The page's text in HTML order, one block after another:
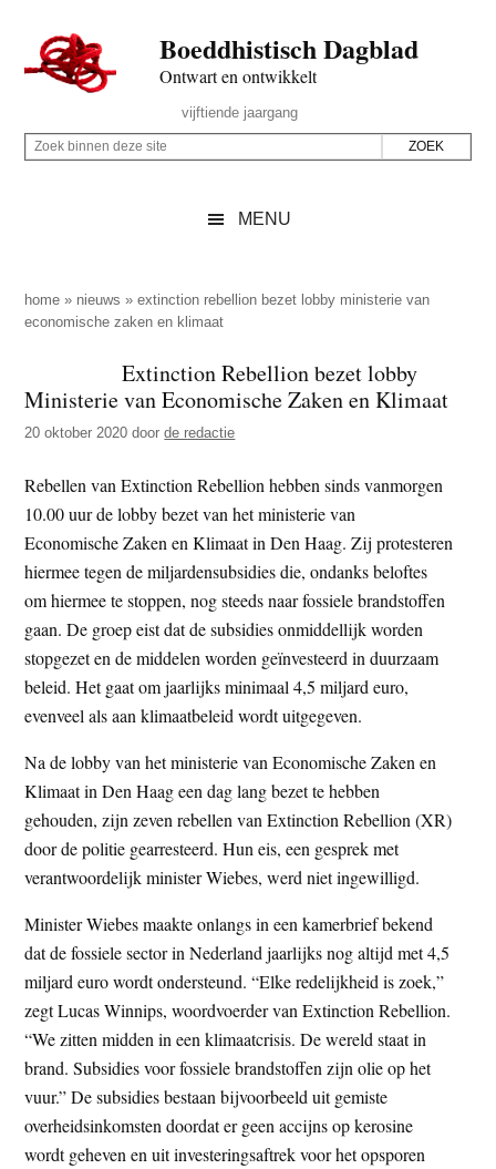
naar
de
inhoud
secondary
naar
de
sidebar
naar
de
Boeddhistisch Dagblad
Ontwart en ontwikkelt
Rechts
vijftiende jaargang
Z
p
d
z
e
i
t
e
Z
i
n
n
d
z
e
s
i
t
e
MENU
home » nieuws »extinction rebellion bezet lobby ministerie van
economische zaken en klimaat
Extinction Rebellion bezet lobby
Ministerie van Economische Zaken en Klimaat
20 oktober 2020 doorde redactie
Rebellen van Extinction Rebellion hebben sinds vanmorgen
10.00 uur de lobby bezet van het ministerie van
Economische Zaken en Klimaat in Den Haag. Zij protesteren
hiermee tegen de miljardensubsidies die, ondanks beloftes
om hiermee te stoppen, nog steeds naar fossiele brandstoffen
gaan. De groep eist dat de subsidies onmiddellijk worden
stopgezet en de middelen worden geïnvesteerd in duurzaam
beleid. Het gaat om jaarlijks minimaal 4,5 miljard euro,
evenveel als aan klimaatbeleid wordt uitgegeven.
Na de lobby van het ministerie van Economische Zaken en
Klimaat in Den Haag een dag lang bezet te hebben
gehouden, zijn zeven rebellen van Extinction Rebellion (XR)
door de politie gearresteerd. Hun eis, een gesprek met
verantwoordelijk minister Wiebes, werd niet ingewilligd.
Minister Wiebes maakte onlangs in een kamerbrief bekend
dat de fossiele sector in Nederland jaarlijks nog altijd met 4,5
miljard euro wordt ondersteund. “Elke redelijkheid is zoek,”
zegt Lucas Winnips, woordvoerder van Extinction Rebellion.
“We zitten midden in een klimaatcrisis. De wereld staat in
brand. Subsidies voor fossiele brandstoffen zijn olie op het
vuur.” De subsidies bestaan bijvoorbeeld uit gemiste
overheidsinkomsten doordat er geen accijns op kerosine
wordt geheven en uit investeringsaftrek voor het opsporen